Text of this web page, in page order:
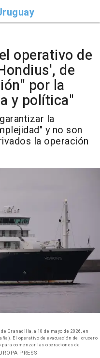
operativo de
de
por la
y política"
la
y no son
la operación
Granadilla, a 10 de mayo de 2026, en
El operativo de evacuación del crucero
comenzar las operaciones de
PRESS